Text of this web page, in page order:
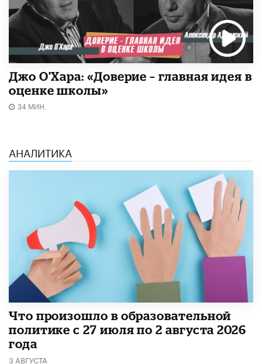
Джо О'Хара: «Доверие – главная идея в
оценке школы»
34 МИН.
АНАЛИТИКА
​Что произошло в образовательной
политике с 27 июля по 2 августа 2026
года
3 АВГУСТА